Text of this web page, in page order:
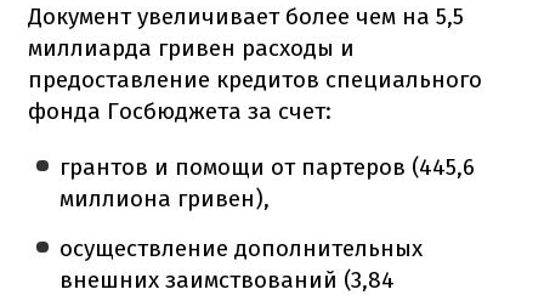
Документ увеличивает более чем на 5,5
миллиарда гривен расходы и
предоставление кредитов специального
фонда Госбюджета за счет:
грантов и помощи от партеров (445,6
миллиона гривен),
осуществление дополнительных
внешних заимствований (3,84